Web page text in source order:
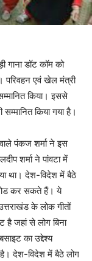
गाना डॉट कॉम को
परिवहन एवं खेल मंत्री
किया। इससे
किया गया है।
पंकज शर्मा ने इस
शर्मा ने पांवटा में
था। देश-विदेश में बैठे
कर सकते हैं। ये
के लोक गीतों
है जहां से लोग बिना
का उद्देश्य
है। देश-विदेश में बैठे लोग